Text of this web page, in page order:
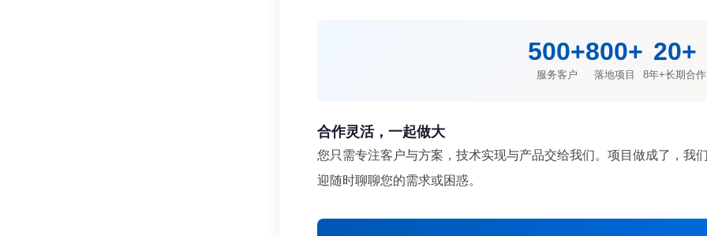
500+
服务客户
800+
落地项目
20+
8年+长期合作
合作灵活，一起做大
您只需专注客户与方案，技术实现与产品交给我们。项目做成了，我
迎随时聊聊您的需求或困惑。